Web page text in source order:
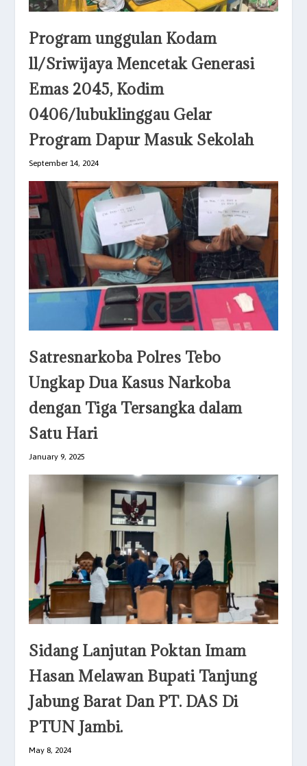
Program unggulan Kodam
ll/Sriwijaya Mencetak Generasi
Emas 2045, Kodim
0406/lubuklinggau Gelar
Program Dapur Masuk Sekolah
September 14, 2024
Satresnarkoba Polres Tebo
Ungkap Dua Kasus Narkoba
dengan Tiga Tersangka dalam
Satu Hari
January 9, 2025
Sidang Lanjutan Poktan Imam
Hasan Melawan Bupati Tanjung
Jabung Barat Dan PT. DAS Di
PTUN Jambi.
May 8, 2024